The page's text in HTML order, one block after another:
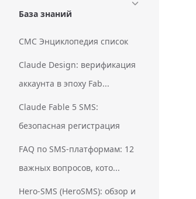
База знаний
СМС Энциклопедия список
Claude Design: верификация
аккаунта в эпоху Fab...
Claude Fable 5 SMS:
безопасная регистрация
FAQ по SMS-платформам: 12
важных вопросов, кото...
Hero-SMS (HeroSMS): обзор и